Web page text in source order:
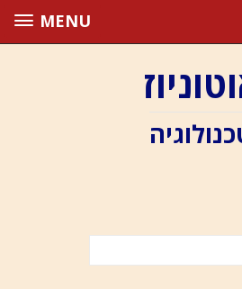
MENU